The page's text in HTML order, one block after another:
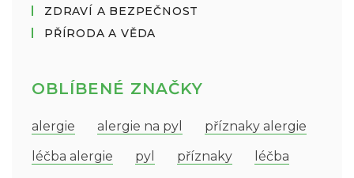
ZDRAVÍ A BEZPEČNOST
PŘÍRODA A VĚDA
OBLÍBENÉ ZNAČKY
alergie alergie na pyl
příznaky alergie
léčba alergie
pyl příznaky
léčba